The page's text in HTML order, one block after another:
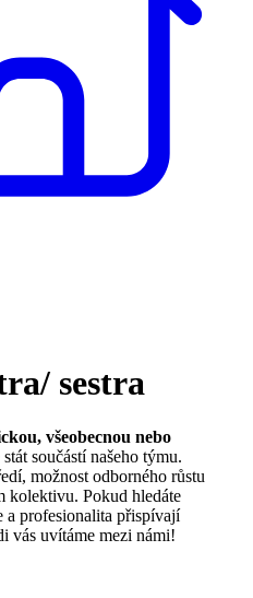
sestra
všeobecnou nebo
součástí našeho týmu.
možnost odborného růstu
kolektivu. Pokud hledáte
a profesionalita přispívají
vás uvítáme mezi námi!